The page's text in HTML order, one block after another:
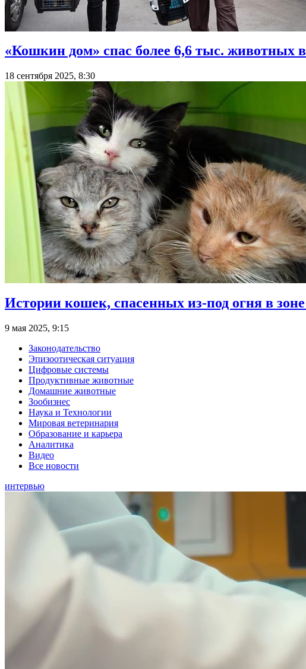
«Кошкин дом» спас более 6,6 тыс. животных
18 сентября 2025, 8:30
Истории кошек, спасенных из-под огня в
9 мая 2025, 9:15
Законодательство
Эпизоотическая ситуация
Цифровые системы
Продуктивные животные
Домашние животные
Зообизнес
Наука и Технологии
Мировая ветеринария
Образование и карьера
Аналитика
Видео
Все новости
интервью